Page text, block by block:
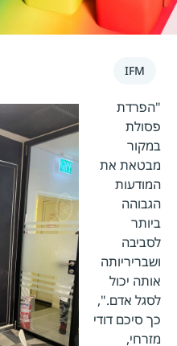
IFM
"הפרדת
פסולת
במקור
מבטאת את
המודעות
הגבוהה
ביותר
לסביבה
ושבריריותה
אותה יכול
לסגל אדם.",
כך סיכם דודי
מזרחי,